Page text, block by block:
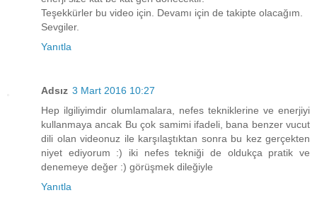
Teşekkürler bu video için. Devamı için de takipte olacağım.
Sevgiler.
Yanıtla
Adsız 3 Mart 2016 10:27
Hep ilgiliyimdir olumlamalara, nefes tekniklerine ve enerjiyi
kullanmaya ancak Bu çok samimi ifadeli, bana benzer vucut
dili olan videonuz ile karşılaştıktan sonra bu kez gerçekten
niyet ediyorum :) iki nefes tekniği de oldukça pratik ve
denemeye değer :) görüşmek dileğiyle
Yanıtla